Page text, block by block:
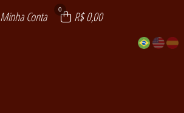
Minha Conta 0 R$ 0,00